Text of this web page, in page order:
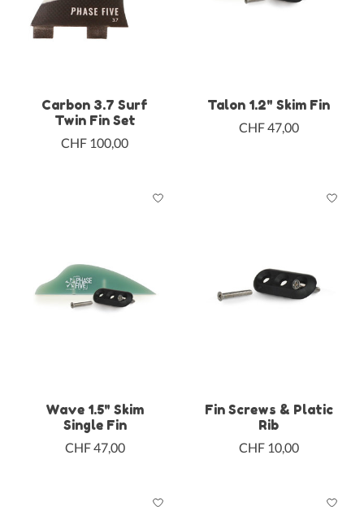
Carbon 3.7 Surf
Twin Fin Set
CHF 100,00
Talon 1.2" Skim Fin
CHF 47,00
Wave 1.5" Skim
Single Fin
CHF 47,00
Fin Screws & Platic
Rib
CHF 10,00